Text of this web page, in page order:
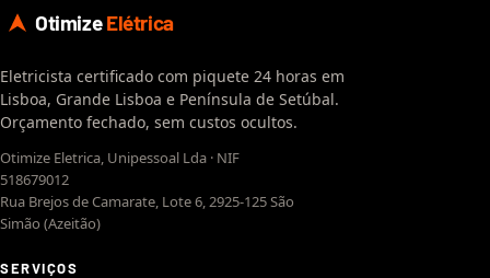
OtimizeElétrica
Eletricista certificado com piquete 24 horas em
Lisboa, Grande Lisboa e Península de Setúbal.
Orçamento fechado, sem custos ocultos.
Otimize Eletrica, Unipessoal Lda · NIF
518679012
Rua Brejos de Camarate, Lote 6, 2925-125 São
Simão (Azeitão)
SERVIÇOS